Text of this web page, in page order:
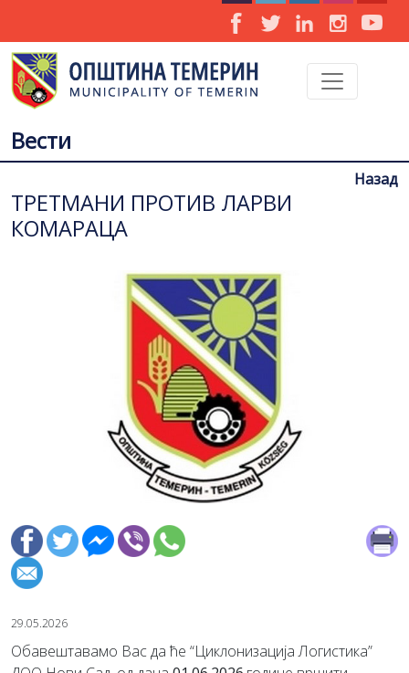
Вести
Назад
ТРЕТМАНИ ПРОТИВ ЛАРВИ
КОМАРАЦА
29.05.2026
Обавештавамо Вас да ће “Циклонизација Логистика”